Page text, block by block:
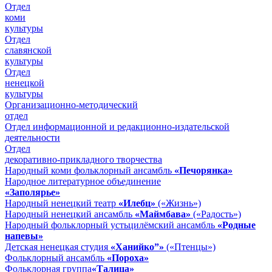
Отдел
коми
культуры
Отдел
славянской
культуры
Отдел
ненецкой
культуры
Организационно-методический
отдел
Отдел информационной и редакционно-издательской
деятельности
Отдел
декоративно-прикладного творчества
Народный коми фольклорный ансамбль «Печорянка»
Народное литературное объединение
«Заполярье»
Народный ненецкий театр «Илебц» («Жизнь»)
Народный ненецкий ансамбль «Маймбава» («Радость»)
Народный фольклорный устьцилёмский ансамбль «Родные
напевы»
Детская ненецкая студия «Ханийко”» («Птенцы»)
Фольклорный ансамбль «Пороха»
Фольклорная группа«Талица»